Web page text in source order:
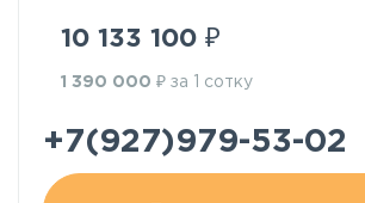
10 133 100 ₽
1 390 000 ₽ за 1 сотку
+7(927)979-53-02